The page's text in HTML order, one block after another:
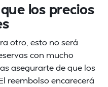
los precios
otro, esto no será
con mucho
asegurarte de que los
reembolso encarecerá